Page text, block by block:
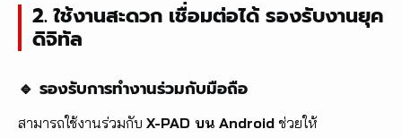
2. ใช้งานสะดวก เชื่อมต่อได้ รองรับงานยุค
ดิจิทัล
🔹 รองรับการทำงานร่วมกับมือถือ
สามารถใช้งานร่วมกับ X-PAD บน Android ช่วยให้